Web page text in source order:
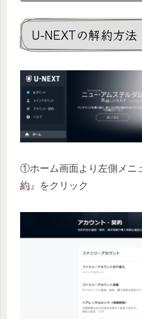
U-NEXTの解約方法
①ホーム画面より左側メニ
約 』をクリック